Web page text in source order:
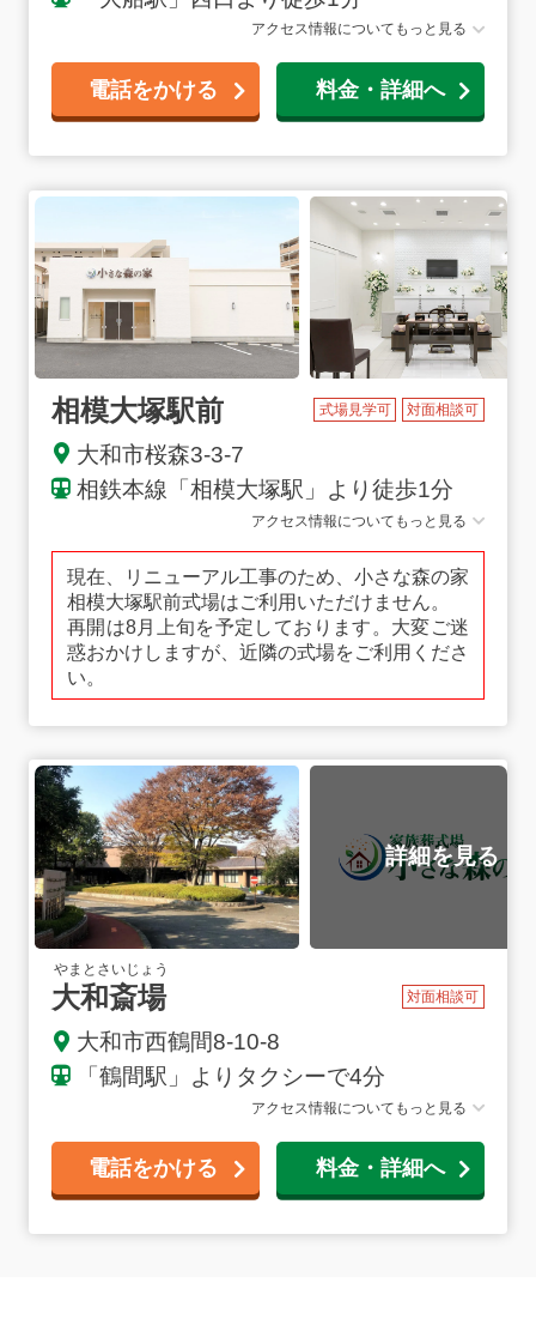
アクセス情報についてもっと見る
電話をかける 料金・詳細へ
相模大塚駅前 式場見学可 対面相談可
大和市桜森3-3-7
相鉄本線「相模大塚駅」より徒歩1分
アクセス情報についてもっと見る
現在、リニューアル工事のため、小さな森の家
相模大塚駅前式場はご利用いただけません。
再開は8月上旬を予定しております。大変ご迷
惑おかけしますが、近隣の式場をご利用くださ
い。
やまとさいじょう
大和斎場 対面相談可
大和市西鶴間8-10-8
「鶴間駅」よりタクシーで4分
アクセス情報についてもっと見る
電話をかける 料金・詳細へ